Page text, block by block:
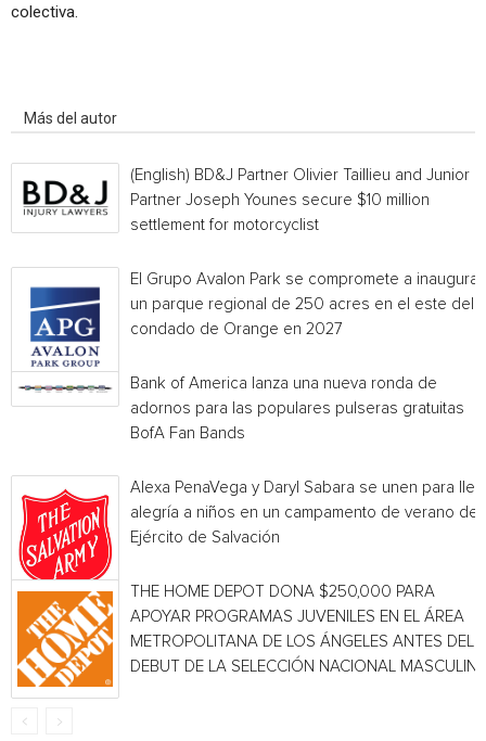
colectiva.
Más del autor
(English) BD&J Partner Olivier Taillieu and Junior
Partner Joseph Younes secure $10 million
settlement for motorcyclist
El Grupo Avalon Park se compromete a inaugurar
un parque regional de 250 acres en el este del
condado de Orange en 2027
Bank of America lanza una nueva ronda de
adornos para las populares pulseras gratuitas
BofA Fan Bands
Alexa PenaVega y Daryl Sabara se unen para
alegría a niños en un campamento de verano del
Ejército de Salvación
THE HOME DEPOT DONA $250,000 PARA
APOYAR PROGRAMAS JUVENILES EN EL ÁREA
METROPOLITANA DE LOS ÁNGELES ANTES DEL
DEBUT DE LA SELECCIÓN NACIONAL